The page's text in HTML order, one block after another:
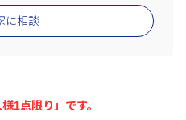
に相談
1点限り」です。